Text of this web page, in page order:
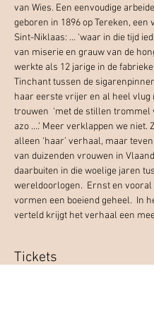
van Wies. Een eenvoudige
geboren in 1896 op Tereken, een
Sint-Niklaas: … ‘waar in die tijd
van miserie en grauw van de
werkte als 12 jarige in de
Tinchant tussen de
haar eerste vrijer en al heel vlug
trouwen  ‘met de stillen trommel
azo ….’ Meer verklappen we niet.
alleen ‘haar’ verhaal, maar
van duizenden vrouwen in
daarbuiten in die woelige jaren
wereldoorlogen.  Ernst en
vormen een boeiend geheel.  In
verteld krijgt het verhaal een
Tickets